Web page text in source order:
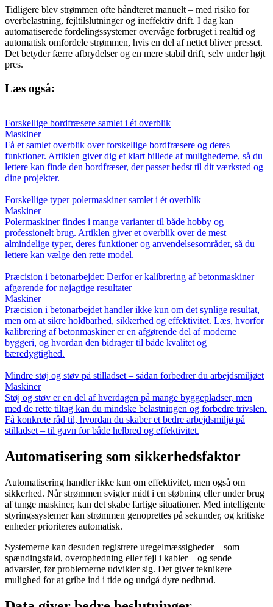
Tidligere blev strømmen ofte håndteret manuelt – med risiko for
overbelastning, fejltilslutninger og ineffektiv drift. I dag kan
automatiserede fordelingssystemer overvåge forbruget i realtid og
automatisk omfordele strømmen, hvis en del af nettet bliver presset.
Det betyder færre afbrydelser og en mere stabil drift, selv under højt
pres.
Læs også:
Forskellige bordfræsere samlet i ét overblik
Maskiner
Få et samlet overblik over forskellige bordfræsere og deres
funktioner. Artiklen giver dig et klart billede af mulighederne, så du
lettere kan finde den bordfræser, der passer bedst til dit værksted og
dine projekter.
Forskellige typer polermaskiner samlet i ét overblik
Maskiner
Polermaskiner findes i mange varianter til både hobby og
professionelt brug. Artiklen giver et overblik over de mest
almindelige typer, deres funktioner og anvendelsesområder, så du
lettere kan vælge den rette model.
Præcision i betonarbejdet: Derfor er kalibrering af betonmaskiner
afgørende for nøjagtige resultater
Maskiner
Præcision i betonarbejdet handler ikke kun om det synlige resultat,
men om at sikre holdbarhed, sikkerhed og effektivitet. Læs, hvorfor
kalibrering af betonmaskiner er en afgørende del af moderne
byggeri, og hvordan den bidrager til både kvalitet og
bæredygtighed.
Mindre støj og støv på stilladset – sådan forbedrer du arbejdsmiljøet
Maskiner
Støj og støv er en del af hverdagen på mange byggepladser, men
med de rette tiltag kan du mindske belastningen og forbedre trivslen.
Få konkrete råd til, hvordan du skaber et bedre arbejdsmiljø på
stilladset – til gavn for både helbred og effektivitet.
Automatisering som sikkerhedsfaktor
Automatisering handler ikke kun om effektivitet, men også om
sikkerhed. Når strømmen svigter midt i en støbning eller under brug
af tunge maskiner, kan det skabe farlige situationer. Med intelligente
styringssystemer kan strømmen genoprettes på sekunder, og kritiske
enheder prioriteres automatisk.
Systemerne kan desuden registrere uregelmæssigheder – som
spændingsfald, overophedning eller fejl i kabler – og sende
advarsler, før problemerne udvikler sig. Det giver teknikere
mulighed for at gribe ind i tide og undgå dyre nedbrud.